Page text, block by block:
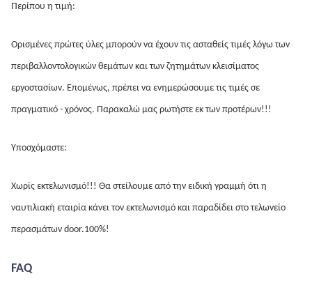
Περίπου η τιμή:
Ορισμένες πρώτες ύλες μπορούν να έχουν τις ασταθείς τιμές λόγω των
περιβαλλοντολογικών θεμάτων και των ζητημάτων κλεισίματος
εργοστασίων. Επομένως, πρέπει να ενημερώσουμε τις τιμές σε
πραγματικό - χρόνος. Παρακαλώ μας ρωτήστε εκ των προτέρων!!!
Υποσχόμαστε:
Χωρίς εκτελωνισμό!!! Θα στείλουμε από την ειδική γραμμή ότι η
ναυτιλιακή εταιρία κάνει τον εκτελωνισμό και παραδίδει στο τελωνείο
περασμάτων door.100%!
FAQ